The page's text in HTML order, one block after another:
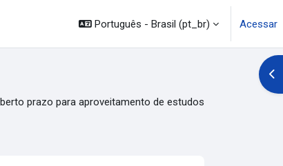
Português - Brasil ‎(pt_br)‎ Acessar
prazo para aproveitamento de estudos